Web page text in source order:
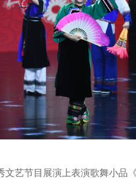
文艺节目展演上表演歌舞小品